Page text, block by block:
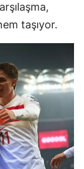
taşıyor.